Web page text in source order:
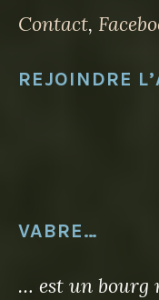
Contact,
REJOINDRE
VABRE…
… est un bourg